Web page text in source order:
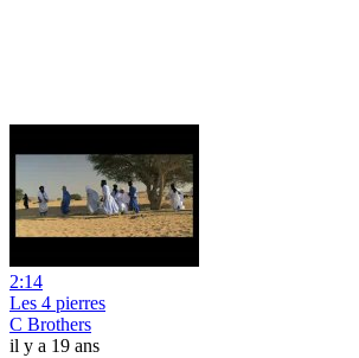
2:14
Les 4 pierres
C Brothers
il y a 19 ans